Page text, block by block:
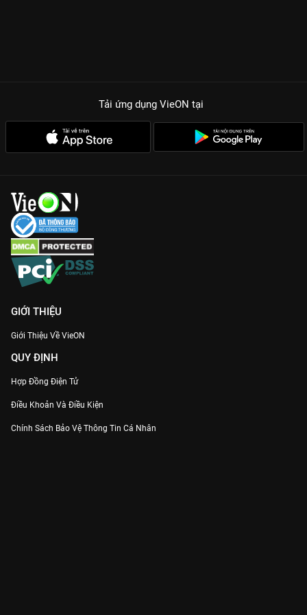
Tải ứng dụng VieON tại
GIỚI THIỆU
Giới Thiệu Về VieON
QUY ĐỊNH
Hợp Đồng Điện Tử
Điều Khoản Và Điều Kiện
Chính Sách Bảo Vệ Thông Tin Cá Nhân